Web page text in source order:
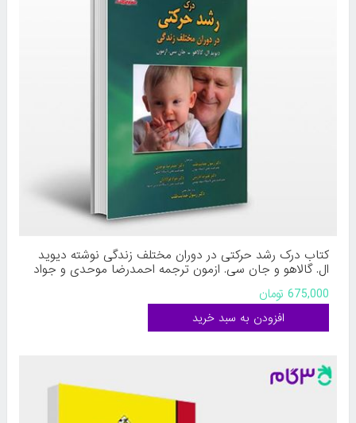
کتاب درک رشد حرکتی در دوران مختلف زندگی نوشته دیوید
ال. گالاهو و جان سی. ازمون ترجمه احمدرضا موحدی و جواد
فولادیان از علم و حرکت
675,000 تومان